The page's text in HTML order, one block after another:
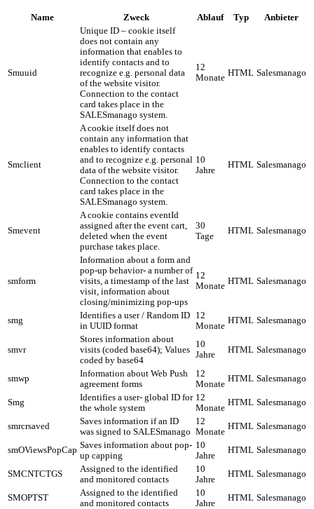
Name Zweck Ablauf Typ Anbieter
Smuuid
Unique ID – cookie itself
does not contain any
information that enables to
identify contacts and to
recognize e.g. personal data
of the website visitor.
Connection to the contact
card takes place in the
SALESmanago system.
12
Monate HTML Salesmanago
Smclient
A cookie itself does not
contain any information that
enables to identify contacts
and to recognize e.g. personal
data of the website visitor.
Connection to the contact
card takes place in the
SALESmanago system.
10
Jahre
HTML Salesmanago
Smevent
A cookie contains eventId
assigned after the event cart,
deleted when the event
purchase takes place.
30
Tage
HTML Salesmanago
smform
Information about a form and
pop-up behavior- a number of
visits, a timestamp of the last
visit, information about
closing/minimizing pop-ups
12
Monate HTML Salesmanago
smg
Identifies a user / Random ID
in UUID format
12
Monate
HTML Salesmanago
smvr
Stores information about
visits (coded base64); Values
coded by base64
10
Jahre
HTML Salesmanago
smwp
Information about Web Push
agreement forms
12
Monate
HTML Salesmanago
Smg
Identifies a user- global ID for
the whole system
12
Monate
HTML Salesmanago
smrcrsaved
Saves information if an ID
was signed to SALESmanago
12
Monate
HTML Salesmanago
smOViewsPopCap Saves information about pop-
up capping
10
Jahre
HTML Salesmanago
SMCNTCTGS
Assigned to the identified
and monitored contacts
10
Jahre
HTML Salesmanago
SMOPTST
Assigned to the identified
and monitored contacts
10
Jahre
HTML Salesmanago